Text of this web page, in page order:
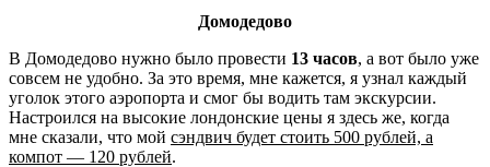
Домодедово
В Домодедово нужно было провести 13 часов, а вот было уже
совсем не удобно. За это время, мне кажется, я узнал каждый
уголок этого аэропорта и смог бы водить там экскурсии.
Настроился на высокие лондонские цены я здесь же, когда
мне сказали, что мой сэндвич будет стоить 500 рублей, а
компот — 120 рублей.